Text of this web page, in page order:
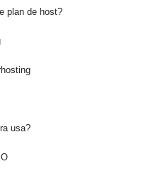
plan de host?
usa?